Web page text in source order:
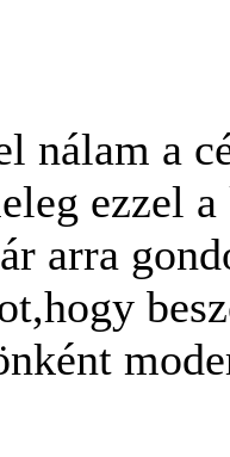
nálam a
ezzel
arra